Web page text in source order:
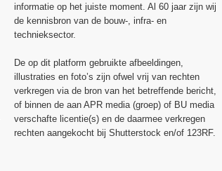
informatie op het juiste moment. Al 60 jaar zijn wij
de kennisbron van de bouw-, infra- en
technieksector.
De op dit platform gebruikte afbeeldingen,
illustraties en foto’s zijn ofwel vrij van rechten
verkregen via de bron van het betreffende bericht,
of binnen de aan APR media (groep) of BU media
verschafte licentie(s) en de daarmee verkregen
rechten aangekocht bij Shutterstock en/of 123RF.